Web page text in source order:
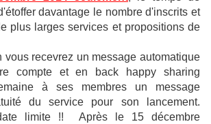
davantage le nombre d'inscrits et
plus larges services et propositions de
vous recevrez un message automatique
compte et en back happy sharing
à ses membres un message
du service pour son lancement.
limite !! Après le 15 décembre